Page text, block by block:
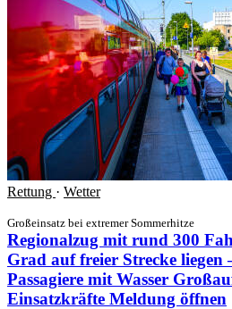
Rettung · Wetter
Großeinsatz bei extremer Sommerhitze
Regionalzug mit rund 300
Grad auf freier Strecke liegen
Passagiere mit Wasser
Einsatzkräfte Meldung öffnen